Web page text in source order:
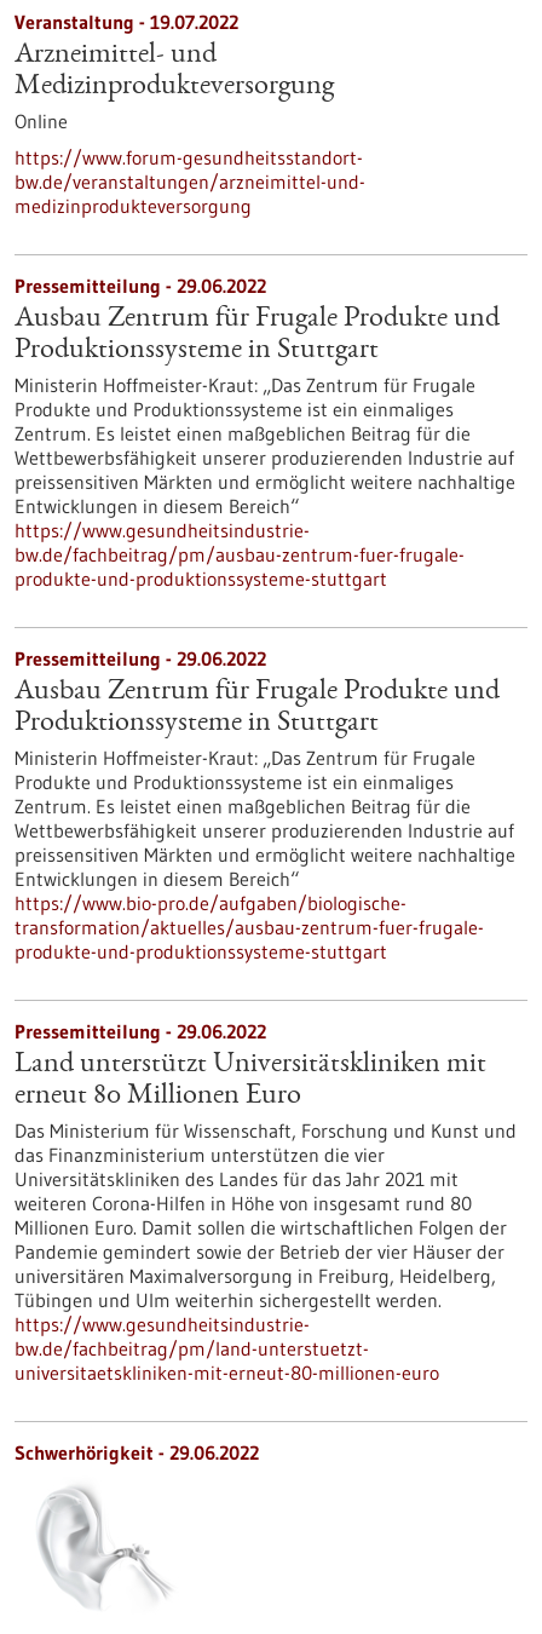
Veranstaltung - 19.07.2022
Arzneimittel- und
Medizinprodukteversorgung
Online
https://www.forum-gesundheitsstandort-
bw.de/veranstaltungen/arzneimittel-und-
medizinprodukteversorgung
Pressemitteilung - 29.06.2022
Ausbau Zentrum für Frugale Produkte und
Produktionssysteme in Stuttgart
Ministerin Hoffmeister-Kraut: „Das Zentrum für Frugale
Produkte und Produktionssysteme ist ein einmaliges
Zentrum. Es leistet einen maßgeblichen Beitrag für die
Wettbewerbsfähigkeit unserer produzierenden Industrie auf
preissensitiven Märkten und ermöglicht weitere nachhaltige
Entwicklungen in diesem Bereich“
https://www.gesundheitsindustrie-
bw.de/fachbeitrag/pm/ausbau-zentrum-fuer-frugale-
produkte-und-produktionssysteme-stuttgart
Pressemitteilung - 29.06.2022
Ausbau Zentrum für Frugale Produkte und
Produktionssysteme in Stuttgart
Ministerin Hoffmeister-Kraut: „Das Zentrum für Frugale
Produkte und Produktionssysteme ist ein einmaliges
Zentrum. Es leistet einen maßgeblichen Beitrag für die
Wettbewerbsfähigkeit unserer produzierenden Industrie auf
preissensitiven Märkten und ermöglicht weitere nachhaltige
Entwicklungen in diesem Bereich“
https://www.bio-pro.de/aufgaben/biologische-
transformation/aktuelles/ausbau-zentrum-fuer-frugale-
produkte-und-produktionssysteme-stuttgart
Pressemitteilung - 29.06.2022
Land unterstützt Universitätskliniken mit
erneut 80 Millionen Euro
Das Ministerium für Wissenschaft, Forschung und Kunst und
das Finanzministerium unterstützen die vier
Universitätskliniken des Landes für das Jahr 2021 mit
weiteren Corona-Hilfen in Höhe von insgesamt rund 80
Millionen Euro. Damit sollen die wirtschaftlichen Folgen der
Pandemie gemindert sowie der Betrieb der vier Häuser der
universitären Maximalversorgung in Freiburg, Heidelberg,
Tübingen und Ulm weiterhin sichergestellt werden.
https://www.gesundheitsindustrie-
bw.de/fachbeitrag/pm/land-unterstuetzt-
universitaetskliniken-mit-erneut-80-millionen-euro
Schwerhörigkeit - 29.06.2022